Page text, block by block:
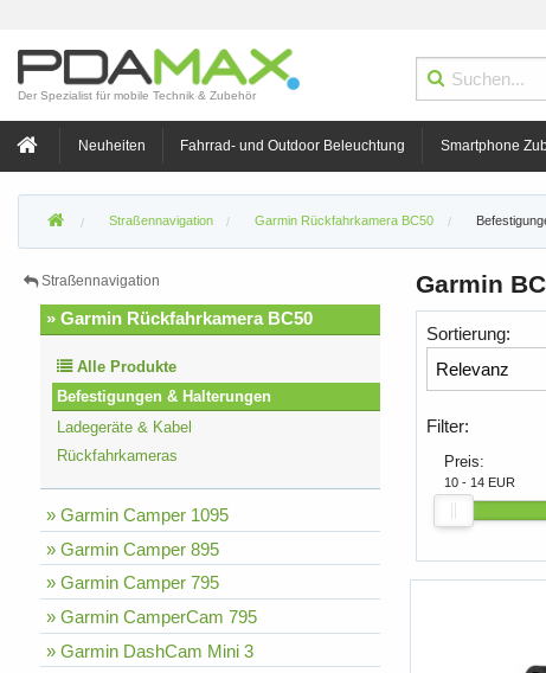
Der Spezialist für mobile Technik & Zubehör
Neuheiten Fahrrad- und Outdoor Beleuchtung Smartphone
Straßennavigation Garmin Rückfahrkamera BC50
Garmin
Sortierung:
Filter:
Preis:
10 - 14 EUR
Straßennavigation
» Garmin Rückfahrkamera BC50
Alle Produkte
Befestigungen & Halterungen
Ladegeräte & Kabel
Rückfahrkameras
» Garmin Camper 1095
» Garmin Camper 895
» Garmin Camper 795
» Garmin CamperCam 795
» Garmin DashCam Mini 3